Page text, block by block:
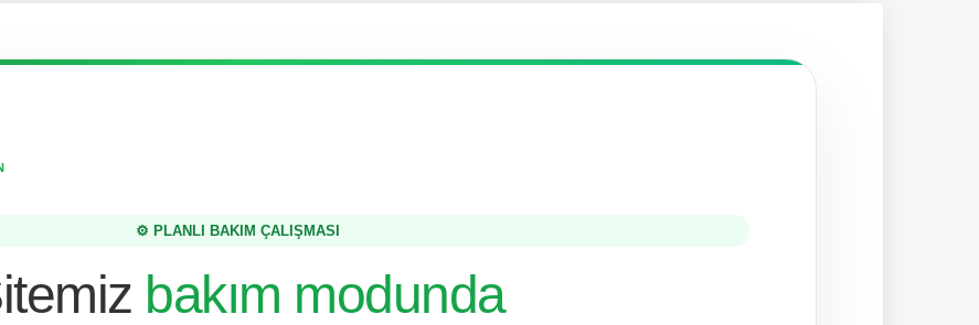
⚙️ PLANLI BAKIM ÇALIŞMASI
bakım modunda